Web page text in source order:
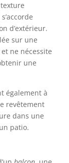
d’extérieur.
sur une
ne nécessite
une
également à
revêtement
dans une
patio.